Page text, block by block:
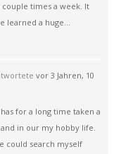
times a week. It
learned a huge…
vor 3 Jahren, 10
for a long time taken a
in our my hobby life.
could search myself